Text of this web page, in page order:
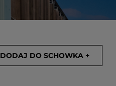
DODAJ DO SCHOWKA +